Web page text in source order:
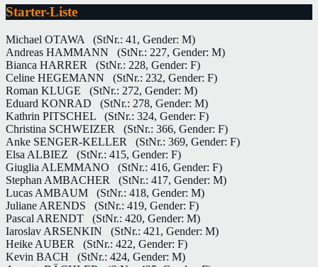
Starter-Liste
Michael OTAWA
(StNr.: 41, Gender: M)
Andreas HAMMANN
(StNr.: 227, Gender: M)
Bianca HARRER
(StNr.: 228, Gender: F)
Celine HEGEMANN
(StNr.: 232, Gender: F)
Roman KLUGE
(StNr.: 272, Gender: M)
Eduard KONRAD
(StNr.: 278, Gender: M)
Kathrin PITSCHEL
(StNr.: 324, Gender: F)
Christina SCHWEIZER
(StNr.: 366, Gender: F)
Anke SENGER-KELLER
(StNr.: 369, Gender: F)
Elsa ALBIEZ
(StNr.: 415, Gender: F)
Giuglia ALEMMANO
(StNr.: 416, Gender: F)
Stephan AMBACHER
(StNr.: 417, Gender: M)
Lucas AMBAUM
(StNr.: 418, Gender: M)
Juliane ARENDS
(StNr.: 419, Gender: F)
Pascal ARENDT
(StNr.: 420, Gender: M)
Iaroslav ARSENKIN
(StNr.: 421, Gender: M)
Heike AUBER
(StNr.: 422, Gender: F)
Kevin BACH
(StNr.: 424, Gender: M)